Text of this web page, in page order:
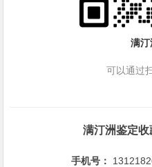
满汀
可以通过
满汀洲鉴定
手机号：